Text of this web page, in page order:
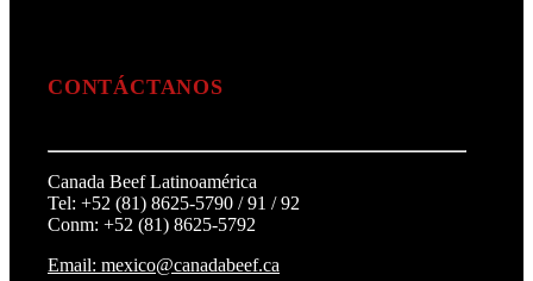
CONTÁCTANOS
Canada Beef Latinoamérica
Tel: +52 (81) 8625-5790 / 91 / 92
Conm: +52 (81) 8625-5792
Email: mexico@canadabeef.ca